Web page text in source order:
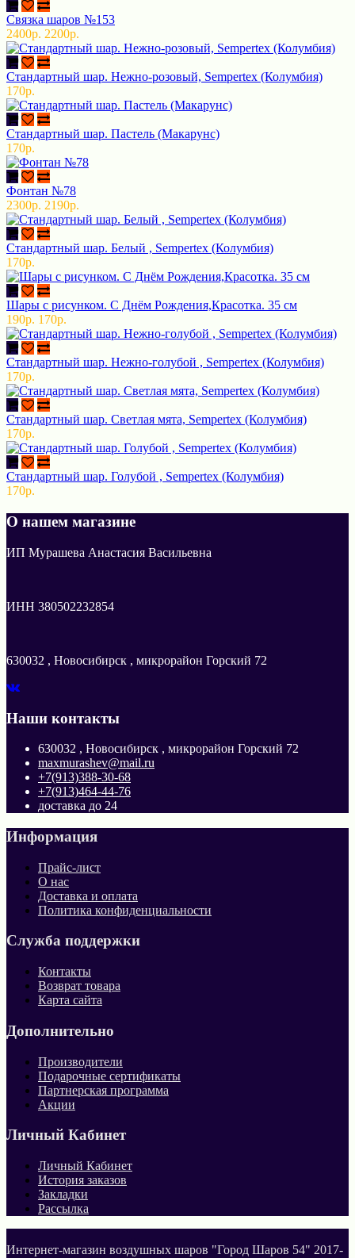
Связка шаров №153
2400р. 2200р.
Стандартный шар. Нежно-розовый, Sempertex (Колумбия)
170р.
Стандартный шар. Пастель (Макарунс)
170р.
Фонтан №78
2300р. 2190р.
Стандартный шар. Белый , Sempertex (Колумбия)
170р.
Шары с рисунком. С Днём Рождения,Красотка. 35 см
190р. 170р.
Стандартный шар. Нежно-голубой , Sempertex (Колумбия)
170р.
Стандартный шар. Светлая мята, Sempertex (Колумбия)
170р.
Стандартный шар. Голубой , Sempertex (Колумбия)
170р.
О нашем магазине
ИП Мурашева Анастасия Васильевна
ИНН 380502232854
630032 , Новосибирск , микрорайон Горский 72
Наши контакты
630032 , Новосибирск , микрорайон Горский 72
maxmurashev@mail.ru
+7(913)388-30-68
+7(913)464-44-76
доставка до 24
Информация
Прайс-лист
О нас
Доставка и оплата
Политика конфиденциальности
Служба поддержки
Контакты
Возврат товара
Карта сайта
Дополнительно
Производители
Подарочные сертификаты
Партнерская программа
Акции
Личный Кабинет
Личный Кабинет
История заказов
Закладки
Рассылка
Интернет-магазин воздушных шаров "Город Шаров 54" 2017-